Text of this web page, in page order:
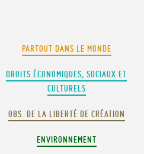
PARTOUT DANS LE MONDE
DROITS ÉCONOMIQUES, SOCIAUX ET
CULTURELS
OBS. DE LA LIBERTÉ DE CRÉATION
ENVIRONNEMENT